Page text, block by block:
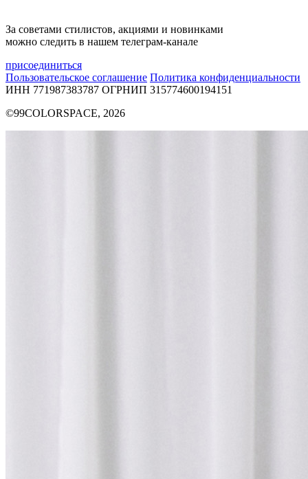
За советами стилистов, акциями и новинками
можно следить в нашем телеграм-канале
присоединиться
Пользовательское соглашение Политика конфиденциальности
ИНН 771987383787 ОГРНИП 315774600194151
©99COLORSPACE, 2026